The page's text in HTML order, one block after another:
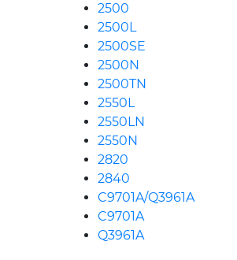
2500
2500L
2500SE
2500N
2500TN
2550L
2550LN
2550N
2820
2840
C9701A/Q3961A
C9701A
Q3961A